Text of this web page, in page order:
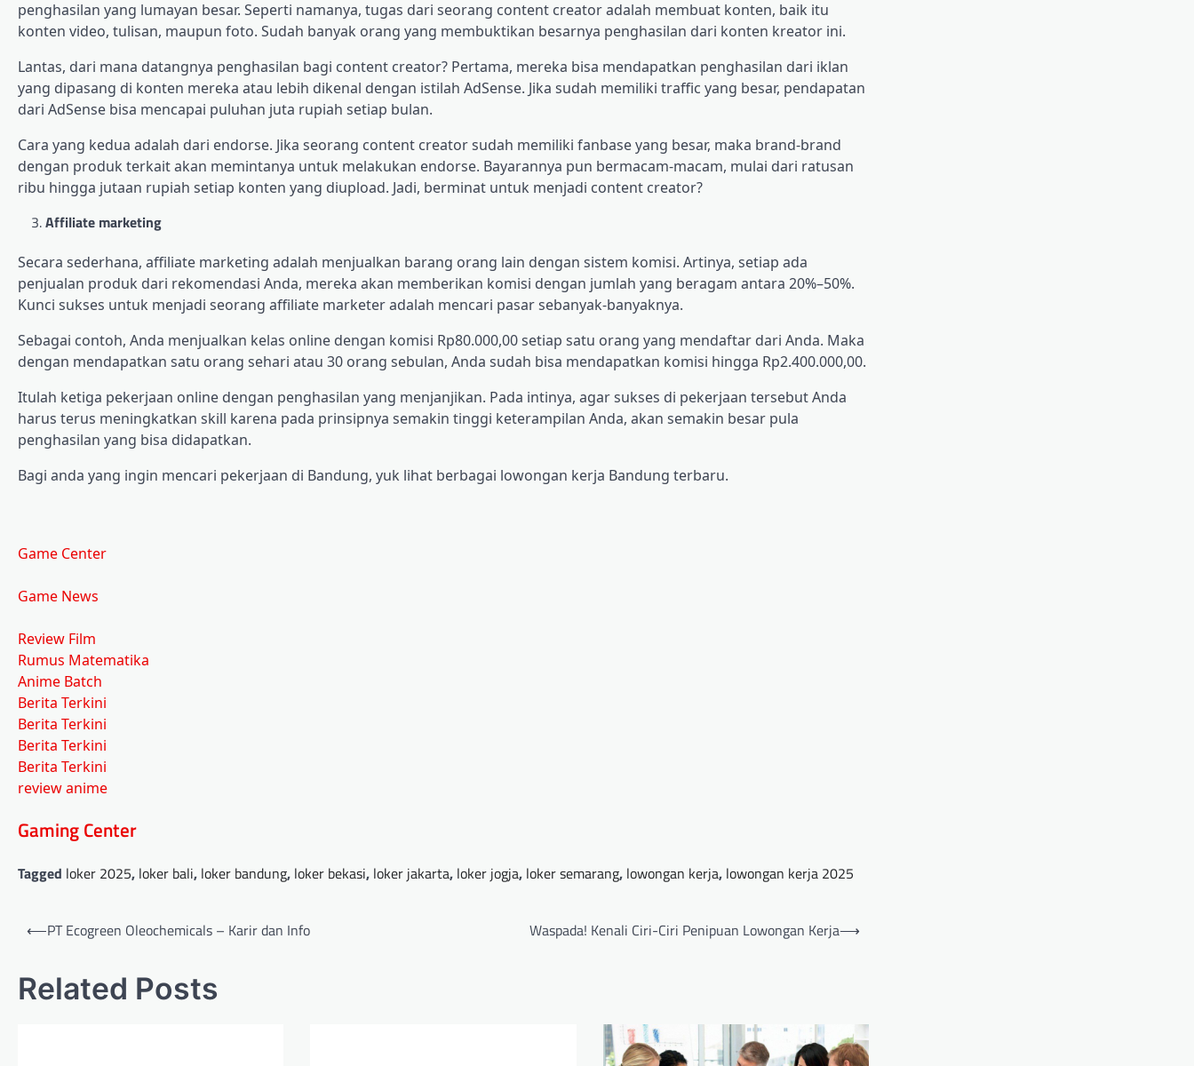
penghasilan yang lumayan besar. Seperti namanya, tugas dari seorang content creator adalah membuat konten, baik itu
konten video, tulisan, maupun foto. Sudah banyak orang yang membuktikan besarnya penghasilan dari konten kreator ini.
Lantas, dari mana datangnya penghasilan bagi content creator? Pertama, mereka bisa mendapatkan penghasilan dari iklan
yang dipasang di konten mereka atau lebih dikenal dengan istilah AdSense. Jika sudah memiliki traffic yang besar, pendapatan
dari AdSense bisa mencapai puluhan juta rupiah setiap bulan.
Cara yang kedua adalah dari endorse. Jika seorang content creator sudah memiliki fanbase yang besar, maka brand-brand
dengan produk terkait akan memintanya untuk melakukan endorse. Bayarannya pun bermacam-macam, mulai dari ratusan
ribu hingga jutaan rupiah setiap konten yang diupload. Jadi, berminat untuk menjadi content creator?
Affiliate marketing
Secara sederhana, affiliate marketing adalah menjualkan barang orang lain dengan sistem komisi. Artinya, setiap ada
penjualan produk dari rekomendasi Anda, mereka akan memberikan komisi dengan jumlah yang beragam antara 20%–50%.
Kunci sukses untuk menjadi seorang affiliate marketer adalah mencari pasar sebanyak-banyaknya.
Sebagai contoh, Anda menjualkan kelas online dengan komisi Rp80.000,00 setiap satu orang yang mendaftar dari Anda. Maka
dengan mendapatkan satu orang sehari atau 30 orang sebulan, Anda sudah bisa mendapatkan komisi hingga Rp2.400.000,00.
Itulah ketiga pekerjaan online dengan penghasilan yang menjanjikan. Pada intinya, agar sukses di pekerjaan tersebut Anda
harus terus meningkatkan skill karena pada prinsipnya semakin tinggi keterampilan Anda, akan semakin besar pula
penghasilan yang bisa didapatkan.
Bagi anda yang ingin mencari pekerjaan di Bandung, yuk lihat berbagai lowongan kerja Bandung terbaru.
Game Center
Game News
Review Film
Rumus Matematika
Anime Batch
Berita Terkini
Berita Terkini
Berita Terkini
Berita Terkini
review anime
Gaming Center
Tagged loker 2025, loker bali, loker bandung, loker bekasi, loker jakarta, loker jogja, loker semarang, lowongan kerja, lowongan kerja 2025
Post
⟵PT Ecogreen Oleochemicals – Karir dan Info Waspada! Kenali Ciri-Ciri Penipuan Lowongan Kerja⟶
Related Posts